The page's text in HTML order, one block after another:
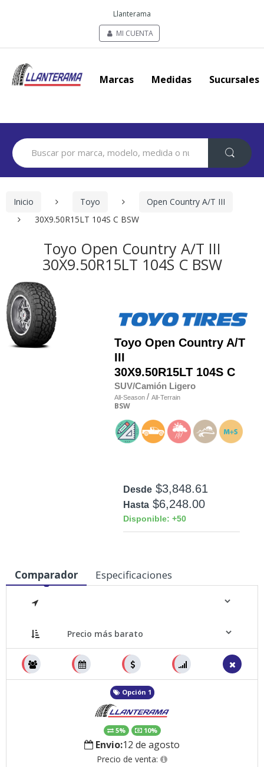
Llanterama
MI CUENTA
Marcas Medidas Sucursales
Search
for:
Inicio Toyo
Open Country A/T III
30X9.50R15LT 104S C BSW
Toyo Open Country A/T III
30X9.50R15LT 104S C BSW
Toyo Open Country A/T
III
30X9.50R15LT 104S C
SUV/Camión Ligero
All-Season / All-Terrain
BSW
Desde $3,848.61
Hasta $6,248.00
Disponible: +50
Medidas
Comparador Especificaciones
Opción 1
5% 10%
Envio:12 de agosto
Precio de venta: